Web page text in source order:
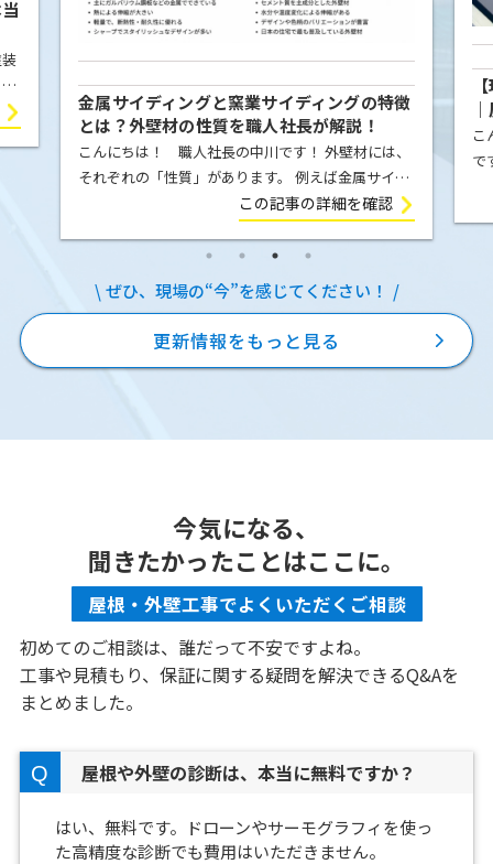
金属サイディングと窯業サイディングの特徴
とは？外壁材の性質を職人社長が解説！
こんにちは！ 職人社長の中川です！ 外壁材には、
それぞれの「性質」があります。 例えば金属サイデ
ィング（ガルバリウム鋼板）は、気温の変化によっ
て膨張したり収縮したりします。夏の強い日差しを
受ければ少し伸び、冬に気温が下が […]
この記事の詳細を確認
こ
で
ぜひ、現場の“今”を感じてください！
更新情報をもっと見る
今気になる、
聞きたかったことはここに。
屋根・外壁工事でよくいただくご相談
初めてのご相談は、誰だって不安ですよね。
工事や見積もり、保証に関する疑問を解決できるQ&Aを
まとめました。
屋根や外壁の診断は、本当に無料ですか？
はい、無料です。ドローンやサーモグラフィを使っ
た高精度な診断でも費用はいただきません。